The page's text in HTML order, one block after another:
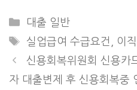
Categories
대출 일반
Tags
실업급여 수급요건, 이
신용회복위원회 신용카
자 대출변제 후 신용회복중